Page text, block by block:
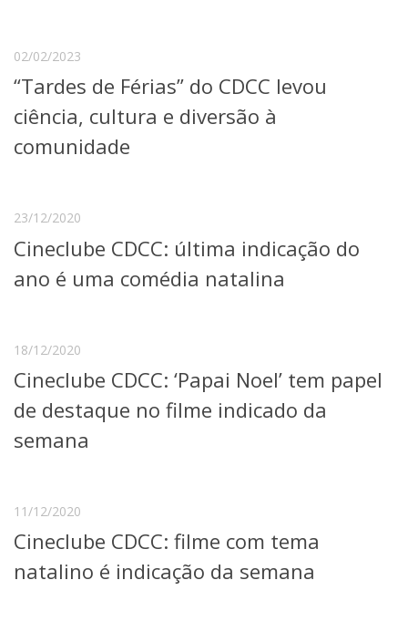
Educação a distância
Cursos de Extensão
Pesquisa e Inovação
Linhas de Pesquisa
Centros, Núcleos e Projetos em Rede
Transferência de Tecnologia
Extensão à Comunidade
Projetos, Programas e Cursos
Serviços
Bibliotecas
Apoio ao Estudante
Segurança, Trânsito e Prevenção
RH, Administrativo e Financeiro
Assessorias e Mídias
Aplicativos e Sites
Jornal da USP
Agenda de Eventos
02/02/2023
“Tardes de Férias” do CDCC levou
ciência, cultura e diversão à
comunidade
23/12/2020
Cineclube CDCC: última indicação do
ano é uma comédia natalina
18/12/2020
Cineclube CDCC: ‘Papai Noel’ tem papel
de destaque no filme indicado da
semana
11/12/2020
Cineclube CDCC: filme com tema
natalino é indicação da semana